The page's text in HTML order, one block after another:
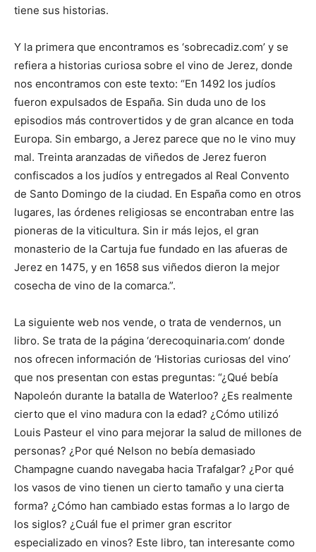
tiene sus historias.
Y la primera que encontramos es ‘sobrecadiz.com’ y se
refiera a historias curiosa sobre el vino de Jerez, donde
nos encontramos con este texto: “En 1492 los judíos
fueron expulsados de España. Sin duda uno de los
episodios más controvertidos y de gran alcance en toda
Europa. Sin embargo, a Jerez parece que no le vino muy
mal. Treinta aranzadas de viñedos de Jerez fueron
confiscados a los judíos y entregados al Real Convento
de Santo Domingo de la ciudad. En España como en otros
lugares, las órdenes religiosas se encontraban entre las
pioneras de la viticultura. Sin ir más lejos, el gran
monasterio de la Cartuja fue fundado en las afueras de
Jerez en 1475, y en 1658 sus viñedos dieron la mejor
cosecha de vino de la comarca.”.
La siguiente web nos vende, o trata de vendernos, un
libro. Se trata de la página ‘derecoquinaria.com’ donde
nos ofrecen información de ‘Historias curiosas del vino’
que nos presentan con estas preguntas: “¿Qué bebía
Napoleón durante la batalla de Waterloo? ¿Es realmente
cierto que el vino madura con la edad? ¿Cómo utilizó
Louis Pasteur el vino para mejorar la salud de millones de
personas? ¿Por qué Nelson no bebía demasiado
Champagne cuando navegaba hacia Trafalgar? ¿Por qué
los vasos de vino tienen un cierto tamaño y una cierta
forma? ¿Cómo han cambiado estas formas a lo largo de
los siglos? ¿Cuál fue el primer gran escritor
especializado en vinos? Este libro, tan interesante como